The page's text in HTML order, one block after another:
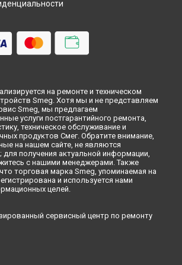
духового шкафа Smeg в
на ремонте и техническом
Smeg. Хотя мы и не представляем
Smeg, мы предлагаем
услуги постгарантийного ремонта,
техническое обслуживание и
продуктов Смег. Обратите внимание,
на нашем сайте, не являются
получения актуальной информации,
с нашими менеджерами. Также
торговая марка Smeg, упоминаемая на
и используется нами
целей.
сервисный центр по ремонту